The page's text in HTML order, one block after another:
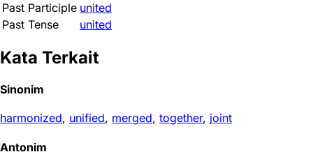
Past Participle united
Past Tense
united
Kata Terkait
Sinonim
harmonized, unified, merged, together, joint
Antonim